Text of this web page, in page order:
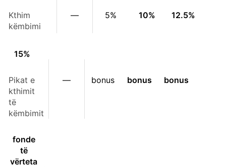
Kthim
këmbimi
— 5% 10% 12.5%
15%
Pikat e
kthimit
të
këmbimit
— bonus bonus bonus
fonde
të
vërteta